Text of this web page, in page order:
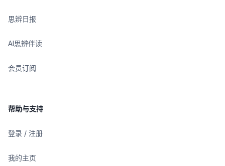
思辨日报
AI思辨伴读
会员订阅
帮助与支持
登录 / 注册
我的主页